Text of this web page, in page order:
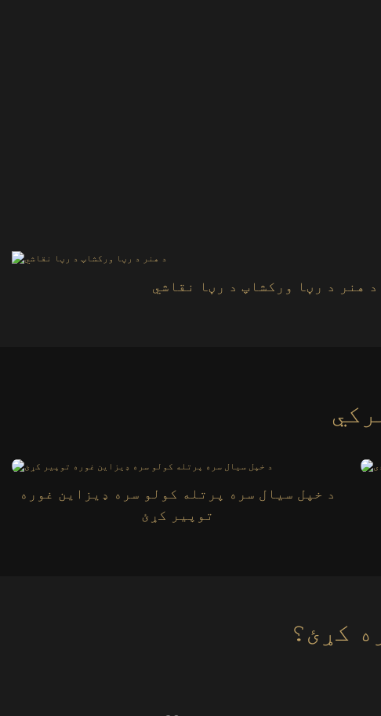
د هنر د رڼا ورکشاپ د رڼا نقاشي
د خپل سیال سره پرتله کولو سره ډیزاین غوره
توپیر کړئ
کړئ؟